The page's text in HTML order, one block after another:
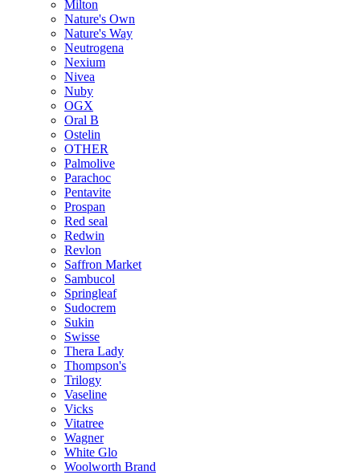
Milton
Nature's Own
Nature's Way
Neutrogena
Nexium
Nivea
Nuby
OGX
Oral B
Ostelin
OTHER
Palmolive
Parachoc
Pentavite
Prospan
Red seal
Redwin
Revlon
Saffron Market
Sambucol
Springleaf
Sudocrem
Sukin
Swisse
Thera Lady
Thompson's
Trilogy
Vaseline
Vicks
Vitatree
Wagner
White Glo
Woolworth Brand